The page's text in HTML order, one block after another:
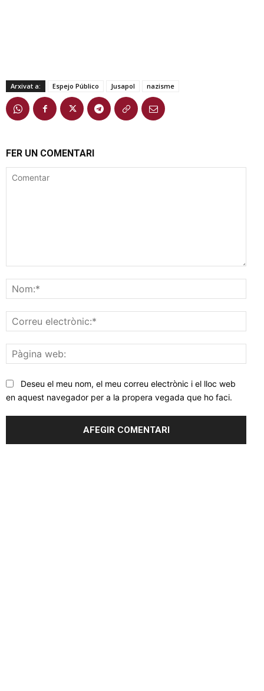
Arxivat a: Espejo Público Jusapol nazisme
FER UN COMENTARI
web:
Deseu el meu nom, el meu correu electrònic i el lloc web
en aquest navegador per a la propera vegada que ho faci.